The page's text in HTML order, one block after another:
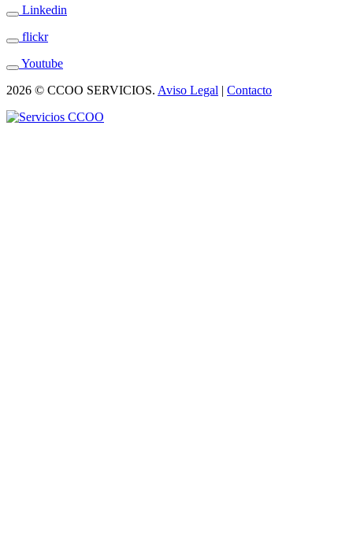
Linkedin
flickr
Youtube
2026 © CCOO SERVICIOS. Aviso Legal | Contacto